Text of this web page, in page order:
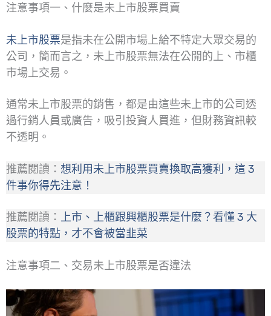
注意事項一、什麼是未上市股票買賣
未上市股票是指未在公開市場上給不特定大眾交易的
公司，簡而言之，未上市股票無法在公開的上、市櫃
市場上交易。
通常未上市股票的銷售，都是由這些未上市的公司透
過行銷人員或廣告，吸引投資人買進，但財務資訊較
不透明。
推薦閱讀： 想利用未上市股票買賣換取高獲利，這 3
件事你得先注意！
推薦閱讀： 上市、上櫃跟興櫃股票是什麼？看懂 3 大
股票的特點，才不會被當韭菜
注意事項二、交易未上市股票是否違法